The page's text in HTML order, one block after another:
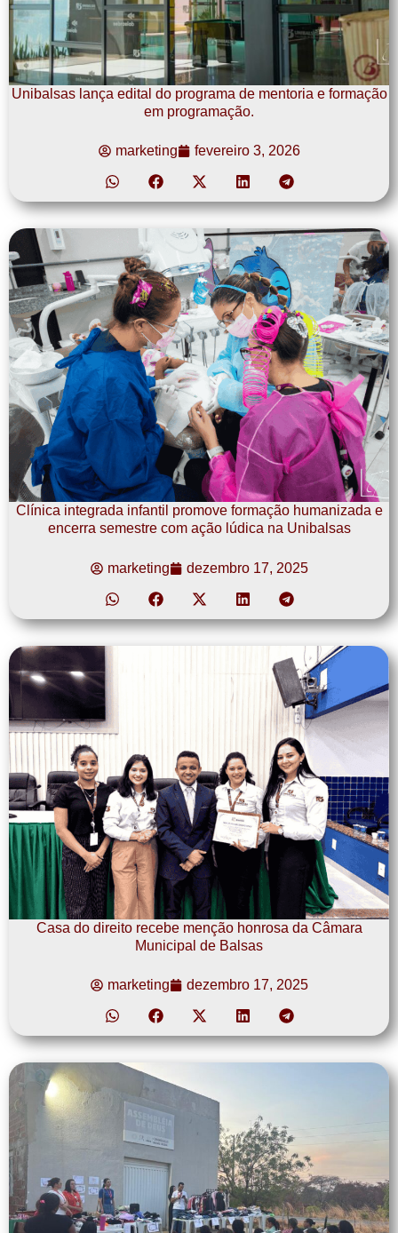
Unibalsas lança edital do programa de mentoria e formação
em programação.
marketing fevereiro 3, 2026
Clínica integrada infantil promove formação humanizada e
encerra semestre com ação lúdica na Unibalsas
marketing dezembro 17, 2025
Casa do direito recebe menção honrosa da Câmara
Municipal de Balsas
marketing dezembro 17, 2025